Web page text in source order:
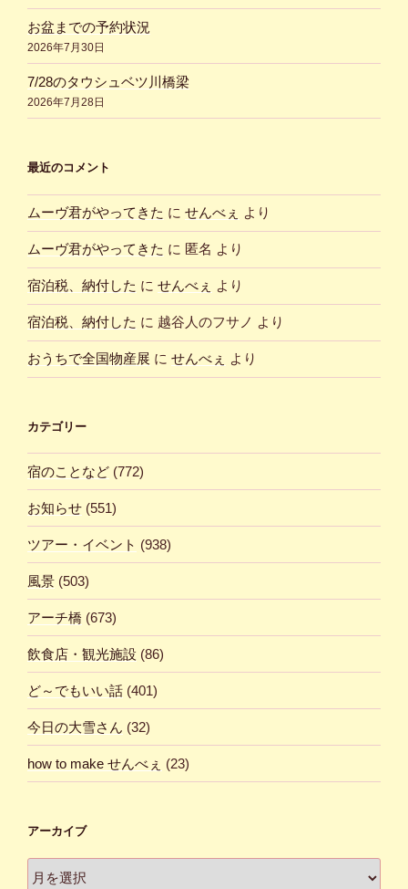
お盆までの予約状況
2026年7月30日
7/28のタウシュベツ川橋梁
2026年7月28日
最近のコメント
ムーヴ君がやってきた に せんべぇ より
ムーヴ君がやってきた に 匿名 より
宿泊税、納付した に せんべぇ より
宿泊税、納付した に 越谷人のフサノ より
おうちで全国物産展 に せんべぇ より
カテゴリー
宿のことなど (772)
お知らせ (551)
ツアー・イベント (938)
風景 (503)
アーチ橋 (673)
飲食店・観光施設 (86)
ど～でもいい話 (401)
今日の大雪さん (32)
how to make せんべぇ (23)
アーカイブ